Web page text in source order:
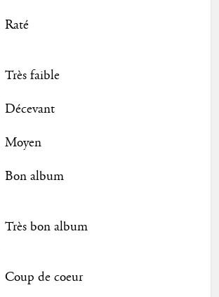
Raté
Très faible
Décevant
Moyen
Bon album
Très bon album
Coup de coeur